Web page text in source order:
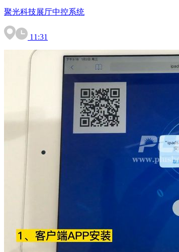
聚光科技展厅中控系统
11:31